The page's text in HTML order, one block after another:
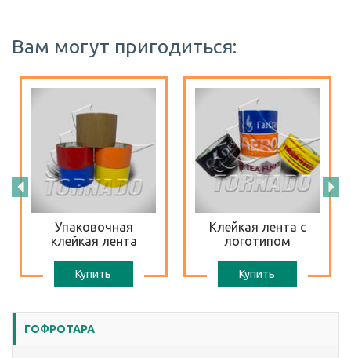
Вам могут пригодиться:
Упаковочная
клейкая лента
Купить
Клейкая лента с
логотипом
Купить
ГОФРОТАРА